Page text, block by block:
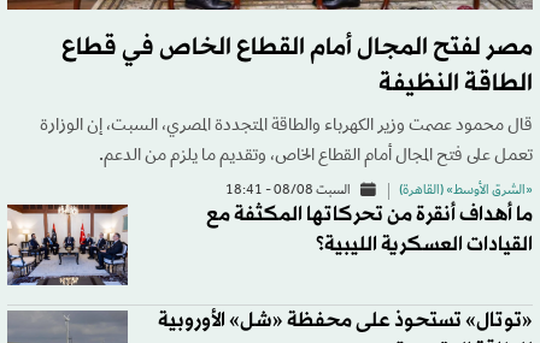
مصر لفتح المجال أمام القطاع الخاص في قطاع
الطاقة النظيفة
قال محمود عصمت وزير الكهرباء والطاقة المتجددة المصري، السبت، إن الوزارة
تعمل على فتح المجال أمام القطاع الخاص، وتقديم ما يلزم من الدعم.
«الشرق الأوسط» (القاهرة) السبت 08/08 - 18:41
ما أهداف أنقرة من تحركاتها المكثفة مع
القيادات العسكرية الليبية؟
«توتال» تستحوذ على محفظة «شل» الأوروبية